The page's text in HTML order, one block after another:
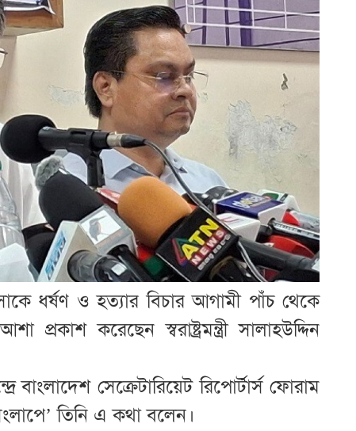
ধর্ষণ ও হত্যার বিচার আগামী পাঁচ থেকে
করেছেন স্বরাষ্ট্রমন্ত্রী সালাহউদ্দিন
সেক্রেটারিয়েট রিপোর্টার্স ফোরাম
তিনি এ কথা বলেন।